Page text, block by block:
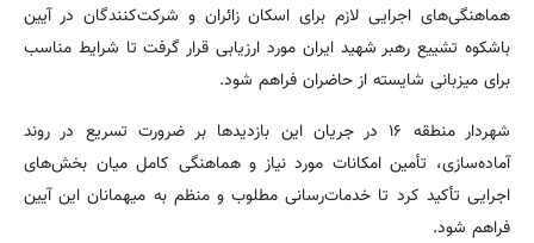
هماهنگی‌های اجرایی لازم برای اسکان زائران و شرکت‌کنندگان در آیین
باشکوه تشییع رهبر شهید ایران مورد ارزیابی قرار گرفت تا شرایط مناسب
برای میزبانی شایسته از حاضران فراهم شود.
شهردار منطقه ۱۶ در جریان این بازدیدها بر ضرورت تسریع در روند
آماده‌سازی، تأمین امکانات مورد نیاز و هماهنگی کامل میان بخش‌های
اجرایی تأکید کرد تا خدمات‌رسانی مطلوب و منظم به میهمانان این آیین
فراهم شود.